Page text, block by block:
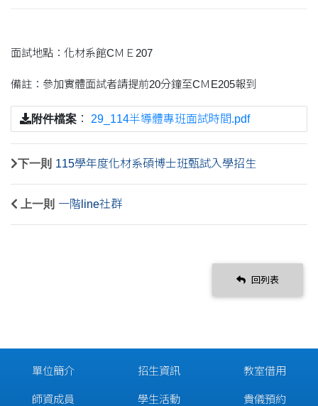
面試地點：化材系館CＭＥ207
備註：參加實體面試者請提前20分鐘至CＭE205報到
附件檔案 ： 29_114半導體專班面試時間.pdf
下一則 115學年度化材系碩博士班甄試入學招生
上一則 一階line社群
回列表
單位簡介
師資成員
招生資訊
學生活動
教室借用
貴儀預約